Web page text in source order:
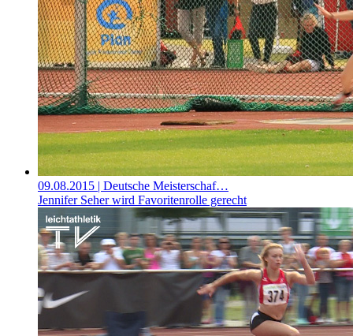
09.08.2015 | Deutsche Meisterschaf…
Jennifer Seher wird Favoritenrolle gerecht